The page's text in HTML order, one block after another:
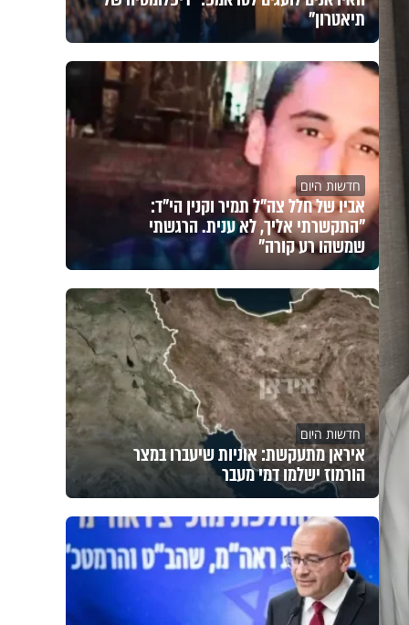
תיאטרון"
חדשות היום
אביו של חלל צה"ל תמיר וקנין הי"ד:
"התקשרתי אליך, לא ענית. הרגשתי
שמשהו רע קורה"
חדשות היום
איראן מתעקשת: אוניות שיעברו במצר
הורמוז ישלמו דמי מעבר